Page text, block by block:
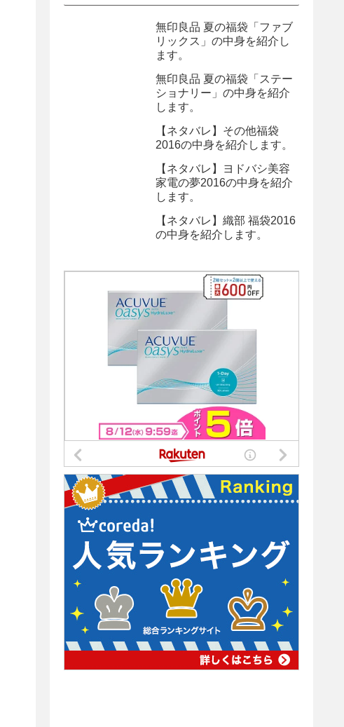
無印良品 夏の福袋「ファブ
リックス」の中身を紹介し
ます。
無印良品 夏の福袋「ステー
ショナリー」の中身を紹介
します。
【ネタバレ】その他福袋
2016の中身を紹介します。
【ネタバレ】ヨドバシ美容
家電の夢2016の中身を紹介
します。
【ネタバレ】織部 福袋2016
の中身を紹介します。